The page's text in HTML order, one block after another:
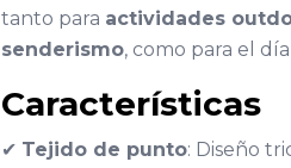
tanto para actividades
senderismo, como para el
Características
✔ Tejido de punto: Diseño